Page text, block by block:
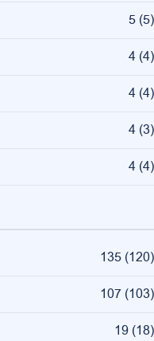
5 (5)
4 (4)
4 (4)
4 (3)
4 (4)
135 (120)
107 (103)
19 (18)